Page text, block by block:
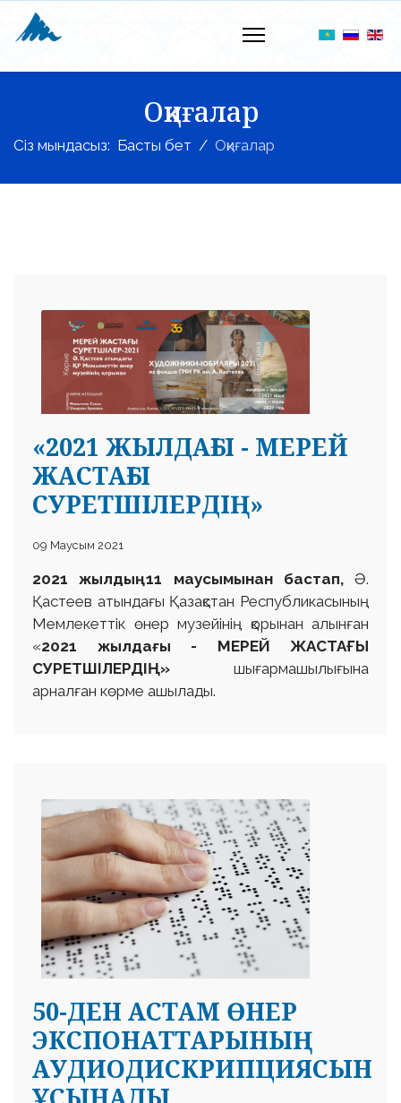
Оқиғалар
Сіз мындасыз: Басты бет Оқиғалар
«2021 ЖЫЛДАҒЫ - МЕРЕЙ
ЖАСТАҒЫ
СУРЕТШІЛЕРДІҢ»
09 Маусым 2021
2021 жылдың 11 маусымынан бастап, Ә.
Қастеев атындағы Қазақстан Республикасының
Мемлекеттік өнер музейінің қорынан алынған
«2021 жылдағы - МЕРЕЙ ЖАСТАҒЫ
СУРЕТШІЛЕРДІҢ» шығармашылығына
арналған көрме ашылады.
50-ДЕН АСТАМ ӨНЕР
ЭКСПОНАТТАРЫНЫҢ
АУДИОДИСКРИПЦИЯСЫН